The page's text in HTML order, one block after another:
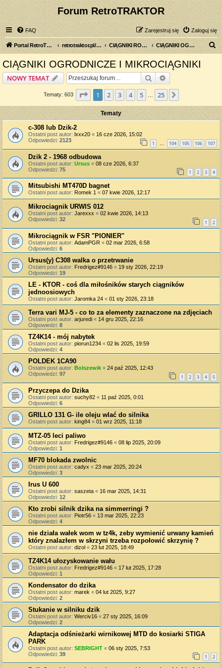
Forum RetroTRAKTOR
FAQ Zaloguj się
Zarejestruj się
Portal RetroTRAKTOR.pl retrotraktor.pl/forum CIĄGNIKI ROLNICZE CIĄGNIKI OGRODNICZE I MIKROCIĄGNIKI
CIĄGNIKI OGRODNICZE I MIKROCIĄGNIKI
NOWY TEMAT Szukaj
Tematy: 603 Strona1 z25
1 2 3 4 5 25
Tematy
c-308 lub Dzik-2
Ostatni post autor: lxxx20 « 16 cze 2026, 15:02
Odpowiedzi: 2123 1 … 104 105 106 107
Dzik 2 - 1968 odbudowa
Ostatni post autor: Ursus « 08 cze 2026, 6:37
Odpowiedzi: 75 1 2 3 4
Mitsubishi MT470D bagnet
Ostatni post autor: Romek 1 « 07 kwie 2026, 12:17
Mikrociagnik URWIS 012
Ostatni post autor: Jarexxx « 02 kwie 2026, 14:13
Odpowiedzi: 32 1 2
Mikrociągnik w FSR "PIONIER"
Ostatni post autor: AdamPGR « 02 mar 2026, 6:58
Odpowiedzi: 6
Ursus(y) C308 walka o przetrwanie
Ostatni post autor: Fredrigez#9146 « 19 sty 2026, 22:19
Odpowiedzi: 19
LE - KTOR - coś dla miłośników starych ciągników
jednoosiowych
Ostatni post autor: Jaromka 24 « 01 sty 2026, 23:18
Terra vari MJ-5 - co to za elementy zaznaczone na zdjęciach
Ostatni post autor: arjuredi « 14 gru 2025, 22:16
Odpowiedzi: 8
TZ4K14 - mój nabytek
Ostatni post autor: piorun1234 « 02 lis 2025, 19:59
Odpowiedzi: 4
POLDEK 1CA90
Ostatni post autor: Bolszewik « 24 paź 2025, 12:43
Odpowiedzi: 97 1 2 3 4 5
Przyczepa do Dzika
Ostatni post autor: suchy82 « 11 paź 2025, 0:01
Odpowiedzi: 6
GRILLO 131 G- ile oleju wlać do silnika
Ostatni post autor: king84 « 01 wrz 2025, 11:18
MTZ-05 leci paliwo
Ostatni post autor: Fredrigez#9146 « 08 lip 2025, 20:09
Odpowiedzi: 1
MF70 blokada zwolnic
Ostatni post autor: cadyx « 23 mar 2025, 20:24
Odpowiedzi: 3
Irus U 600
Ostatni post autor: saszeta « 16 mar 2025, 14:31
Odpowiedzi: 12
Kto zrobi silnik dzika na simmerringi ?
Ostatni post autor: Piotr56 « 13 mar 2025, 22:23
Odpowiedzi: 4
nie działa wałek wom w tz4k, zeby wymienić urwany kamień
który znalazłem w skrzyni trzeba rozpołowić skrzynię ?
Ostatni post autor: dizol « 23 lut 2025, 18:49
TZ4K14 ułozyskowanie wału
Ostatni post autor: Fredrigez#9146 « 17 lut 2025, 17:28
Odpowiedzi: 1
Kondensator do dzika
Ostatni post autor: marek « 04 lut 2025, 9:27
Odpowiedzi: 2
Stukanie w silniku dzik
Ostatni post autor: Werciv16 « 27 sty 2025, 16:09
Odpowiedzi: 2
Adaptacja odśnieżarki wirnikowej MTD do kosiarki STIGA
PARK
Ostatni post autor: SEBRIGHT « 06 sty 2025, 7:53
Odpowiedzi: 39 1 2